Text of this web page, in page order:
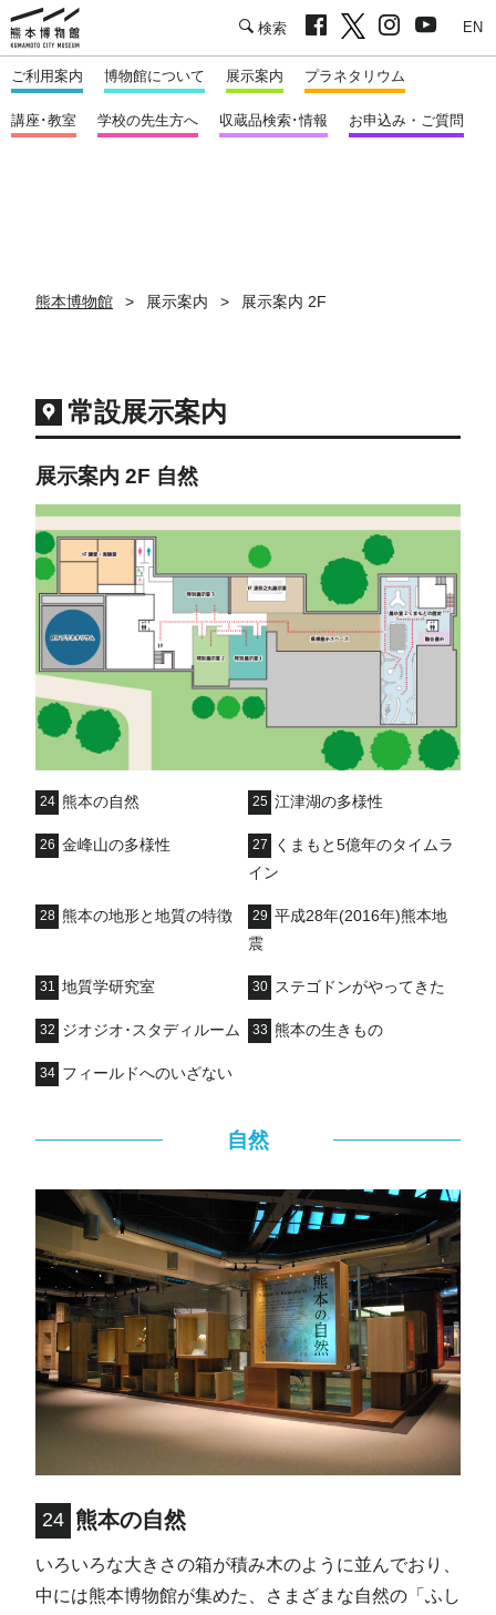
ご利用案内 博物館について 展示案内 プラネタリウム
講座･教室 学校の先生方へ 収蔵品検索･情報 お申込み・ご質問
facebook
twitter
English
熊本博物館 展示案内 展示案内 2F
常設展示案内
展示案内 2F 自然
24 熊本の自然 25 江津湖の多様性
26 金峰山の多様性 27
くまもと5億年のタイムラ
イン
28 熊本の地形と地質の特徴 29 平成28年(2016年)熊本地
震
31 地質学研究室 30 ステゴドンがやってきた
32 ジオジオ･スタディルーム 33 熊本の生きもの
34 フィールドへのいざない
自然
24 熊本の自然
いろいろな大きさの箱が積み木のように並んでおり、
中には熊本博物館が集めた、さまざまな自然の「ふし